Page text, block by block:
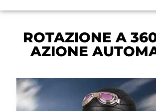
ROTAZIONE A
AZIONE